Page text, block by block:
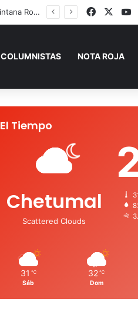
Playa del Carmen tendrá el primer Centro Comunitario “México Imparable” de Quintana Roo: Mara Lezama Facebook
COLUMNISTAS NOTA ROJA
El Tiempo
Chetumal
Scattered Clouds
31 ℃
Sáb
32 ℃
Dom